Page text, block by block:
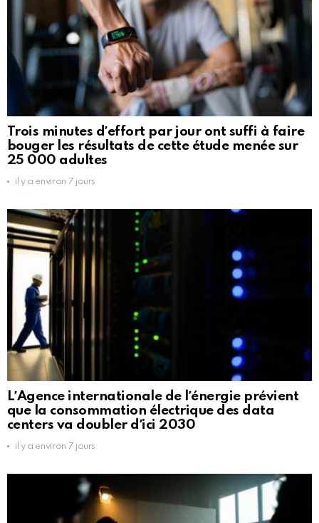
Trois minutes dʼeffort par jour ont suffi à faire
bouger les résultats de cette étude menée sur
25 000 adultes
il y a environ 7 jours
LʼAgence internationale de lʼénergie prévient
que la consommation électrique des data
centers va doubler dʼici 2030
il y a environ 7 jours